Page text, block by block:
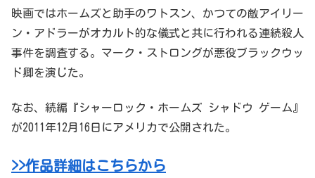
映画ではホームズと助手のワトスン、かつての敵アイリー
ン・アドラーがオカルト的な儀式と共に行われる連続殺人
事件を調査する。マーク・ストロングが悪役ブラックウッ
ド卿を演じた。
なお、続編『シャーロック・ホームズ シャドウ ゲーム』
が2011年12月16日にアメリカで公開された。
>>作品詳細はこちらから